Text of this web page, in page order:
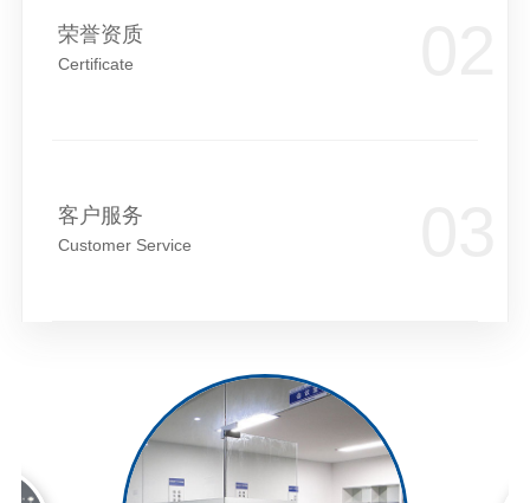
荣誉资质
Certificate
客户服务
Customer Service